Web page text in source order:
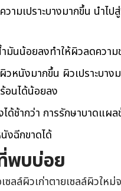
มเปราะบางมากขึ้น นำไป
มันน้อยลงทำให้ผิวลดควา
วหนังมากขึ้น ผิวเปราะบา
อนได้น้อยลง
ช้ากว่า การรักษาบาดแผล
งฉีกขาดได้
พบบ่อย
ลล์ผิวเก่าตายเซลล์ผิวให